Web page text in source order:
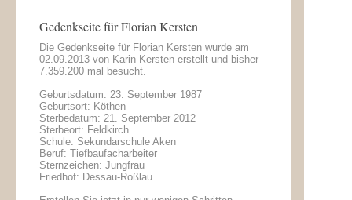
Gedenkseite für Florian Kersten
Die Gedenkseite für Florian Kersten wurde am
02.09.2013 von Karin Kersten erstellt und bisher
7.359.200 mal besucht.
Geburtsdatum: 23. September 1987
Geburtsort: Köthen
Sterbedatum: 21. September 2012
Sterbeort: Feldkirch
Schule: Sekundarschule Aken
Beruf: Tiefbaufacharbeiter
Sternzeichen: Jungfrau
Friedhof: Dessau-Roßlau